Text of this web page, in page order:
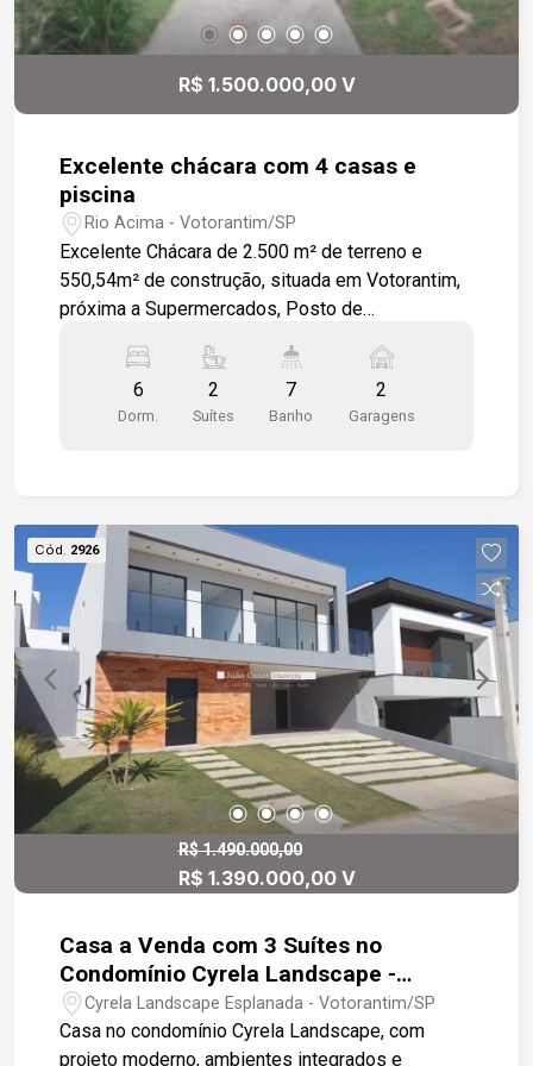
energética e conforto, enquanto a garagem
acomoda até 4 veículos, com 2 vagas cobertas.
Não perca a chance de adquirir esta bela casa,
que combina elegância e praticidade em uma
visita?
R$ 1.500.000,00 V
Excelente chácara com 4 casas e
piscina
Rio Acima - Votorantim/SP
Excelente Chácara de 2.500 m² de terreno e
550,54m² de construção, situada em Votorantim,
próxima a Supermercados, Posto de
geral, com fácil acesso a rodovia Raposo
Tavares. A chácara contempla quatro casas, uma
área gourmet, piscina, canil, e um lindo pomar.
refrescante piscina. Casa 1 3 quartos, sendo
duas suítes, um lavabo, uma cozinha americana
com pia e fogão e forno embutido, uma ampla
sala em L, formando três ambientes, jantar, estar
e TV, uma garagem para dois veículos, e uma
linda varanda em L. Prédio no piso inferior a casa
2 contempla um quarto, cozinha, lavanderia e
banheiro. no piso superior a casa 3 contempla
dois quartos, sala, cozinha, lavanderia e banheiro,
uma linda sacada em frente de toda a casa, com
vista para o interior da chácara. A casa 4
contempla um quarto, sala, cozinha americana,
lavanderia e uma confortável varanda.
6
Dorm.
2
Suítes
7
Banho
2
Garagens
Cód. 2926
R$ 1.490.000,00
R$ 1.390.000,00 V
Casa a Venda com 3 Suítes no
Condomínio Cyrela Landscape -
Votorantim
Cyrela Landscape Esplanada - Votorantim/SP
Casa no condomínio Cyrela Landscape, com
projeto moderno, ambientes integrados e